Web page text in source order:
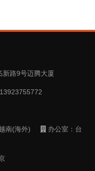
新路9号迈腾大厦
13923755772
南(海外)
办公室：台